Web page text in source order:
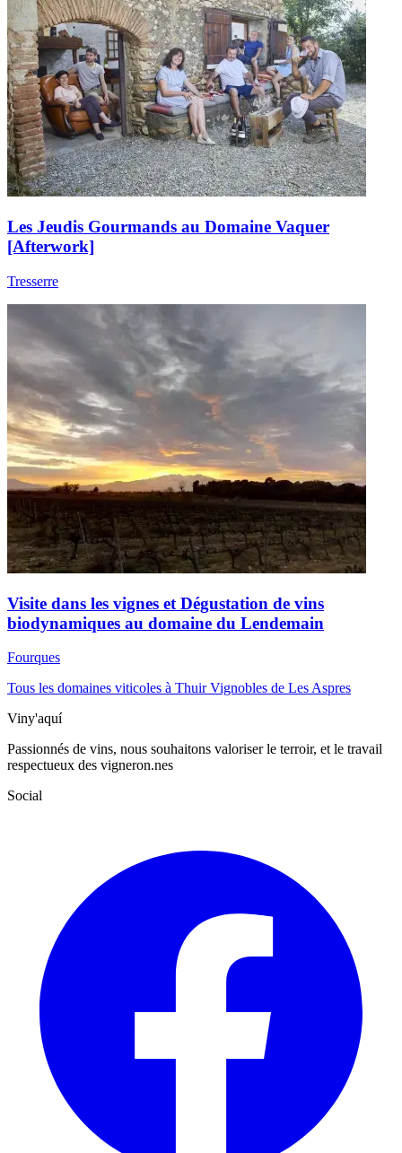
Les Jeudis Gourmands au Domaine Vaquer
[Afterwork]
Tresserre
Visite dans les vignes et Dégustation de vins
biodynamiques au domaine du Lendemain
Fourques
Tous les domaines viticoles à ThuirVignobles de Les Aspres
Viny'aquí
Passionnés de vins, nous souhaitons valoriser le terroir, et le travail
respectueux des vigneron.nes
Social